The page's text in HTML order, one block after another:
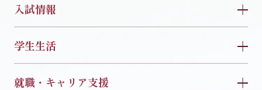
入試情報
学生生活
就職・キャリア支援